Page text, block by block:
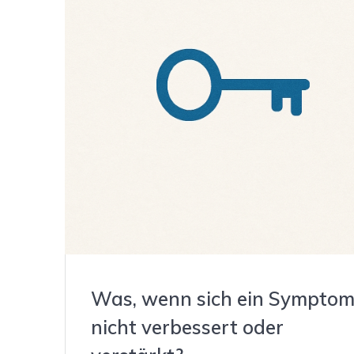
Was, wenn sich ein
nicht verbessert oder